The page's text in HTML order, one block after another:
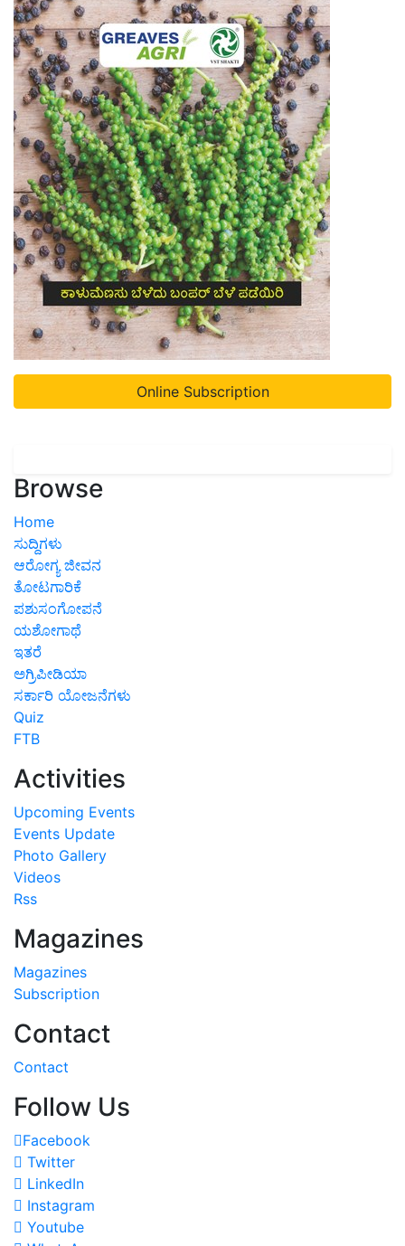
Online Subscription
Browse
Home
ಸುದ್ದಿಗಳು
ಆರೋಗ್ಯ ಜೀವನ
ತೋಟಗಾರಿಕೆ
ಪಶುಸಂಗೋಪನೆ
ಯಶೋಗಾಥೆ
ಇತರೆ
ಅಗ್ರಿಪೀಡಿಯಾ
ಸರ್ಕಾರಿ ಯೋಜನೆಗಳು
Quiz
FTB
Activities
Upcoming Events
Events Update
Photo Gallery
Videos
Rss
Magazines
Magazines
Subscription
Contact
Contact
Follow Us
Facebook
Twitter
LinkedIn
Instagram
Youtube